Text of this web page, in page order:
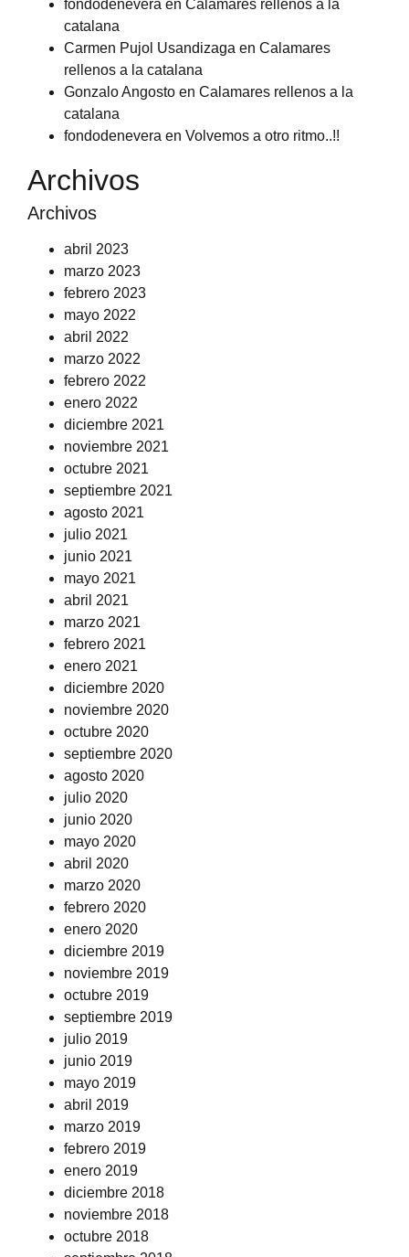
fondodenevera en Calamares rellenos a la
catalana
Carmen Pujol Usandizaga en Calamares
rellenos a la catalana
Gonzalo Angosto en Calamares rellenos a la
catalana
fondodenevera en Volvemos a otro ritmo..!!
Archivos
Archivos
abril 2023
marzo 2023
febrero 2023
mayo 2022
abril 2022
marzo 2022
febrero 2022
enero 2022
diciembre 2021
noviembre 2021
octubre 2021
septiembre 2021
agosto 2021
julio 2021
junio 2021
mayo 2021
abril 2021
marzo 2021
febrero 2021
enero 2021
diciembre 2020
noviembre 2020
octubre 2020
septiembre 2020
agosto 2020
julio 2020
junio 2020
mayo 2020
abril 2020
marzo 2020
febrero 2020
enero 2020
diciembre 2019
noviembre 2019
octubre 2019
septiembre 2019
julio 2019
junio 2019
mayo 2019
abril 2019
marzo 2019
febrero 2019
enero 2019
diciembre 2018
noviembre 2018
octubre 2018